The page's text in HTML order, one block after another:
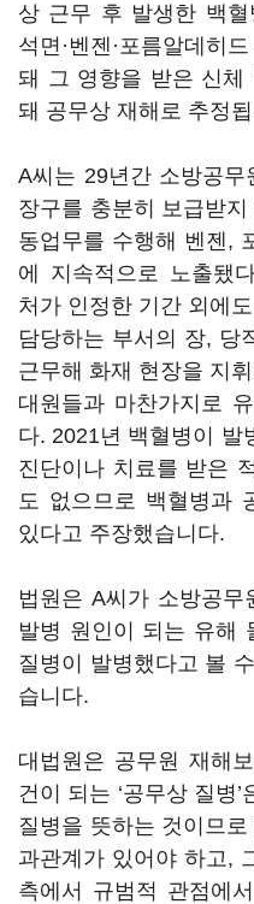
상 근무 후 발생한 백
석면·벤젠·포름알데히
돼 그 영향을 받은 신체
돼 공무상 재해로 추정
A씨는 29년간 소방공무
장구를 충분히 보급받
동업무를 수행해 벤젠,
에 지속적으로 노출됐
처가 인정한 기간 외에
담당하는 부서의 장, 당
근무해 화재 현장을 지
대원들과 마찬가지로
다. 2021년 백혈병이 발
진단이나 치료를 받은
도 없으므로 백혈병과
있다고 주장했습니다.
법원은 A씨가 소방공무
발병 원인이 되는 유해
질병이 발병했다고 볼
습니다.
대법원은 공무원 재해
건이 되는 ‘공무상 질병
질병을 뜻하는 것이므
과관계가 있어야 하고,
측에서 규범적 관점에